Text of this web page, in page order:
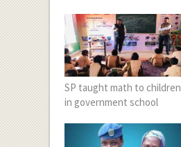
SP taught math to children
in government school